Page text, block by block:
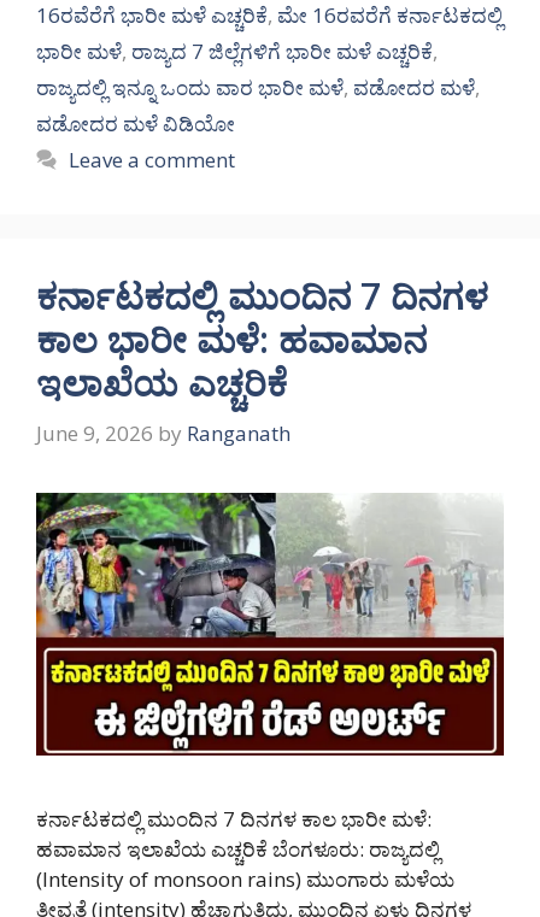
16ರವೆರೆಗೆ ಭಾರೀ ಮಳೆ ಎಚ್ಚರಿಕೆ, ಮೇ 16ರವರೆಗೆ ಕರ್ನಾಟಕದಲ್ಲಿ
ಭಾರೀ ಮಳೆ, ರಾಜ್ಯದ 7 ಜಿಲ್ಲೆಗಳಿಗೆ ಭಾರೀ ಮಳೆ ಎಚ್ಚರಿಕೆ,
ರಾಜ್ಯದಲ್ಲಿ ಇನ್ನೂ ಒಂದು ವಾರ ಭಾರೀ ಮಳೆ, ವಡೋದರ ಮಳೆ,
ವಡೋದರ ಮಳೆ ವಿಡಿಯೋ
Leave a comment
ಕರ್ನಾಟಕದಲ್ಲಿ ಮುಂದಿನ 7 ದಿನಗಳ
ಕಾಲ ಭಾರೀ ಮಳೆ: ಹವಾಮಾನ
ಇಲಾಖೆಯ ಎಚ್ಚರಿಕೆ
June 9, 2026 by Ranganath
ಕರ್ನಾಟಕದಲ್ಲಿ ಮುಂದಿನ 7 ದಿನಗಳ ಕಾಲ ಭಾರೀ ಮಳೆ:
ಹವಾಮಾನ ಇಲಾಖೆಯ ಎಚ್ಚರಿಕೆ ಬೆಂಗಳೂರು: ರಾಜ್ಯದಲ್ಲಿ
(Intensity of monsoon rains) ಮುಂಗಾರು ಮಳೆಯ
ತೀವ್ರತೆ (intensity) ಹೆಚ್ಚಾಗುತ್ತಿದ್ದು, ಮುಂದಿನ ಏಳು ದಿನಗಳ